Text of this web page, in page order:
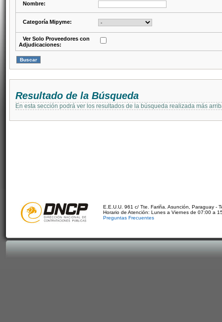
Nombre:
Categoría Mipyme:
Ver Solo Proveedores con
Adjudicaciones:
Resultado de la Búsqueda
En esta sección podrá ver los resultados de la búsqueda realizada más
E.E.U.U. 961 c/ Tte. Fariña. Asunción, Paraguay -
Horario de Atención: Lunes a Viernes de 07:00 a
Preguntas Frecuentes